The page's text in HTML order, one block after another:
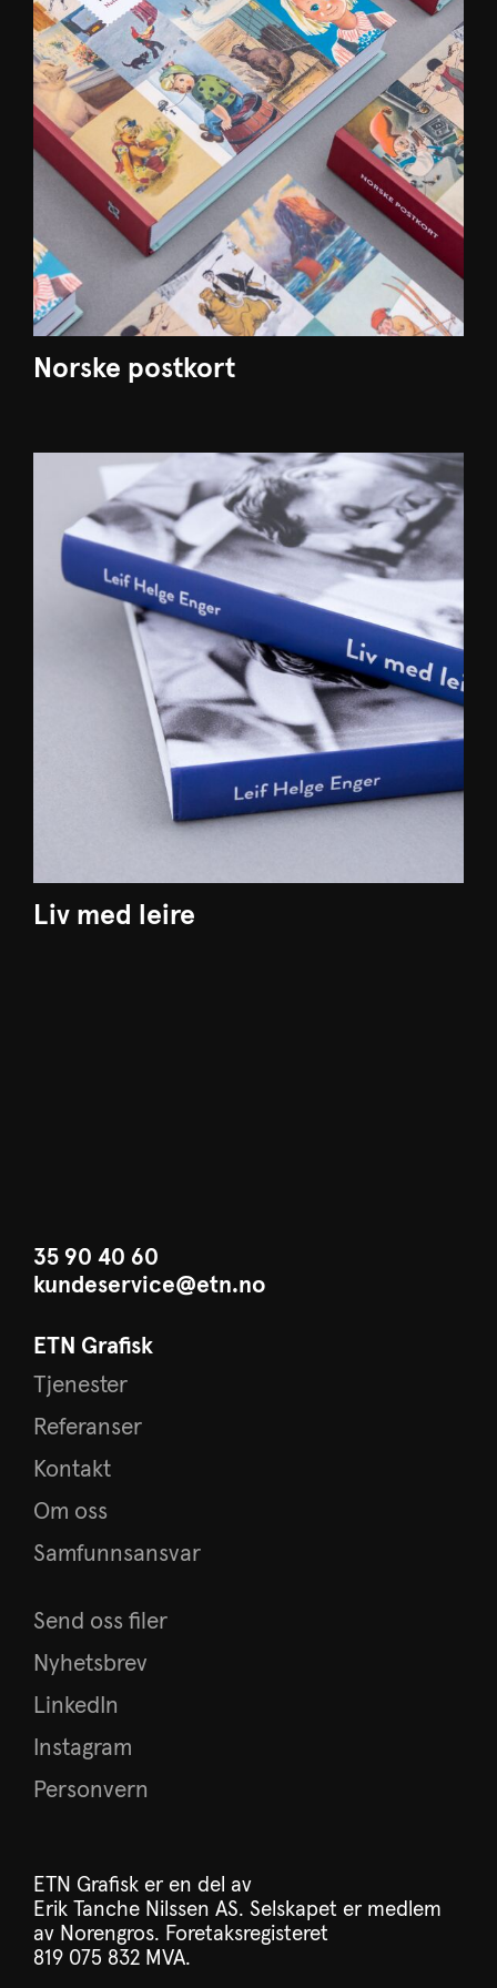
Norske postkort
Liv med leire
35 90 40 60
kundeservice@etn.no
ETN Grafisk
Tjenester
Referanser
Kontakt
Om oss
Samfunnsansvar
Send oss filer
Nyhetsbrev
LinkedIn
Instagram
Personvern
ETN Grafisk er en del av
Erik Tanche Nilssen AS. Selskapet er medlem
av Norengros. Foretaksregisteret
819 075 832 MVA.